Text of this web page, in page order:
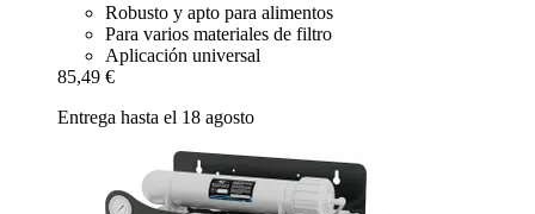
Robusto y apto para alimentos
Para varios materiales de filtro
Aplicación universal
85,49 €
Entrega hasta el 18 agosto